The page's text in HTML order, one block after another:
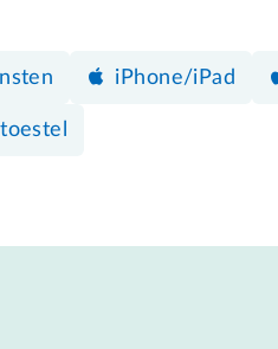
iPhone/iPad